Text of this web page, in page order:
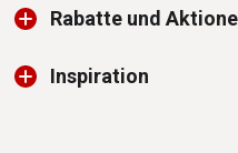
Rabatte und
Inspiration